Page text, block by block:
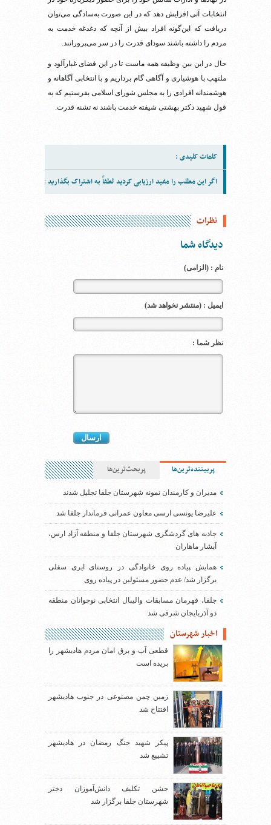
انتخابات آتی افزایش دهد که در این صورت به‌سادگی می‌توان
دریافت که این‌گونه افراد بیش از آنچه که دغدغه خدمت به
مردم را داشته باشند سودای قدرت را در سر می‌پرورانند.
حال در این بین وظیفه همه ماست تا در این فضای غبارآلود و
ملتهب با هوشیاری و آگاهی گام برداریم و با انتخابی آگاهانه و
هوشمندانه افرادی را به مجلس شورای اسلامی بفرستیم که به
قول شهید دکتر بهشتی شیفته خدمت باشند نه تشنه قدرت.
کلمات کلیدی :
اگر این مطلب را مفید ارزیابی کردید لطفاً به اشتراک بگذارید :
نظرات
دیدگاه شما
نام : (الزامی)
ایمیل : (منتشر نخواهد شد)
نظر شما :
پربیننده‌ترین‌ها پربحث‌ترین‌ها
مدیران و کارمندان نمونه شهرستان جلفا تجلیل شدند
علیرضا یونسی ارسی معاون عمرانی فرماندار جلفا شد
جاذبه های گردشگری شهرستان جلفا و منطقه آزاد ارس،
آبشار ماهاران
همایش پیاده روی خانوادگی در روستای ایری سفلی
برگزار شد/ عدم حضور مسئولین در پیاده روی
جلفا، قهرمان مسابقات والیبال انتخابی نوجوانان منطقه
دو آذربایجان شرقی شد
اخبار شهرستان
قطعی آب و برق امان مردم هادیشهر را
بریده است
زمین چمن مصنوعی در جنوب هادیشهر
افتتاح شد
پیکر شهید جنگ رمضان در هادیشهر
تشییع شد
جشن تکلیف دانش‌آموزان دختر
شهرستان جلفا برگزار شد